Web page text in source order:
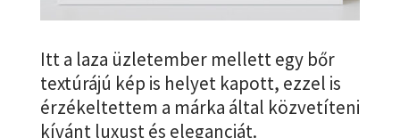
Itt a laza üzletember mellett egy bőr
textúrájú kép is helyet kapott, ezzel is
érzékeltettem a márka által közvetíteni
kívánt luxust és eleganciát.